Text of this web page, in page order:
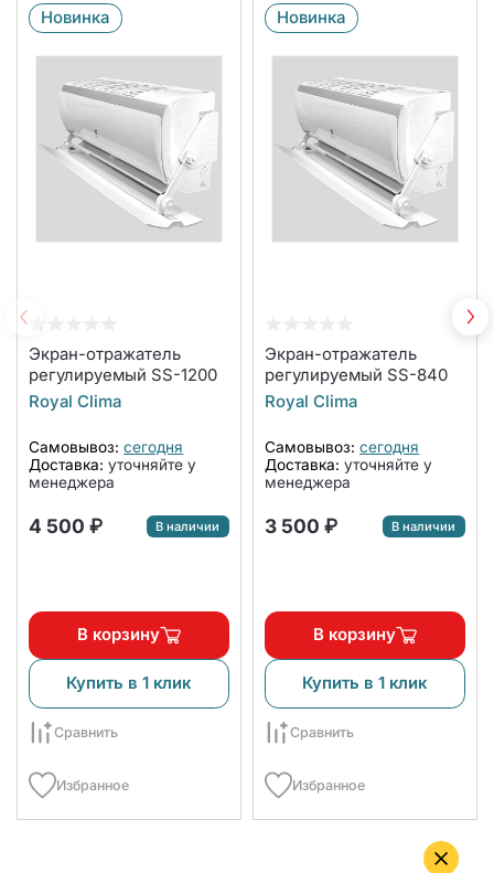
Новинка
Экран-отражатель
регулируемый SS-1200
Royal Clima
Самовывоз: сегодня
Доставка: уточняйте у
менеджера
4 500 ₽ В наличии
В корзину
Купить в 1 клик
Сравнить
Избранное
Новинка
Экран-отражатель
регулируемый SS-840
Royal Clima
Самовывоз: сегодня
Доставка: уточняйте у
менеджера
3 500 ₽ В наличии
В корзину
Купить в 1 клик
Сравнить
Избранное